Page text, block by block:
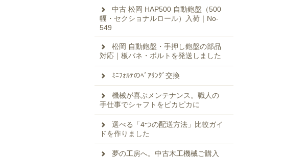
中古 松岡 HAP500 自動鉋盤（500
幅・セクショナルロール）入荷｜No-
549
松岡 自動鉋盤・手押し鉋盤の部品
対応｜板バネ・ボルトを発送しました
ﾐﾆﾌｫﾙﾃのﾍﾞｱﾘﾝｸﾞ交換
機械が喜ぶメンテナンス。職人の
手仕事でシャフトをピカピカに
選べる「4つの配送方法」比較ガイ
ドを作りました
夢の工房へ。中古木工機械ご購入